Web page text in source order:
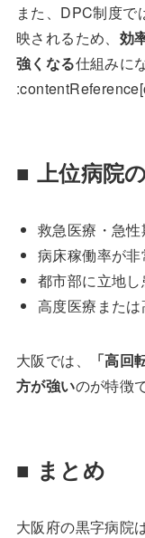
また、DPC制度で
映されるため、 効
強くなる仕組みに
■ 上位病院
救急医療・急
病床稼働率が
都市部に立地
高度医療また
大阪では、
「高
方が強いのが特徴
■ まとめ
大阪府の黒字病院